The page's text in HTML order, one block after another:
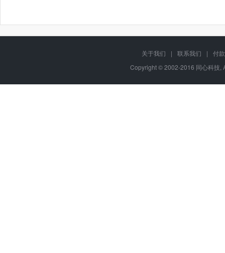
关于我们 | 联系我们 |
付
Copyright © 2002-2016 同心科技